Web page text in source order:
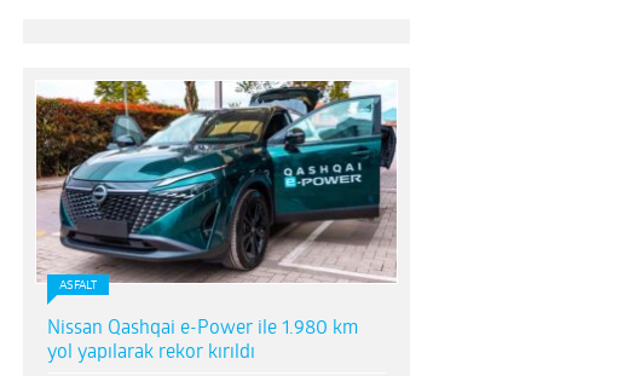
ASFALT
Nissan Qashqai e-Power ile 1.980 km
yol yapılarak rekor kırıldı